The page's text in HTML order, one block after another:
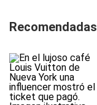
Recomendadas